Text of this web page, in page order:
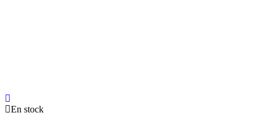
En stock